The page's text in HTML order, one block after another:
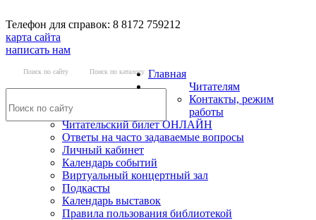
Телефон для справок: 8 8172 759212
карта сайта
написать нам
Поиск по сайту Поиск по каталогу Главная
Читателям
Контакты, режим
работы
Читательский билет ОНЛАЙН
Ответы на часто задаваемые вопросы
Личный кабинет
Календарь событий
Виртуальный концертный зал
Подкасты
Календарь выставок
Правила пользования библиотекой